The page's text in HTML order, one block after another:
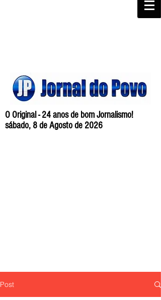
O Original - 24 anos de bom Jornalismo!
sábado, 8 de Agosto de 2026
Post